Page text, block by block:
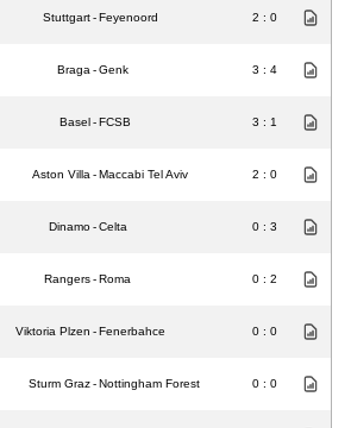
Stuttgart-Feyenoord 2 : 0
Braga -Genk 3 : 4
Basel-FCSB 3 : 1
Aston Villa -Maccabi Tel Aviv 2 : 0
Dinamo-Celta 0 : 3
Rangers-Roma 0 : 2
Viktoria Plzen -Fenerbahce 0 : 0
Sturm Graz-Nottingham Forest 0 : 0